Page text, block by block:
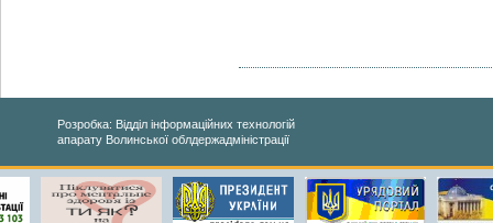
Розробка: Відділ інформаційних технологій
апарату Волинської облдержадміністрації